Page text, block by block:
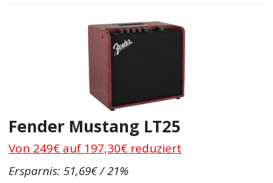
Fender Mustang LT25
Von 249€ auf 197,30€ reduziert
Ersparnis: 51,69€ / 21%